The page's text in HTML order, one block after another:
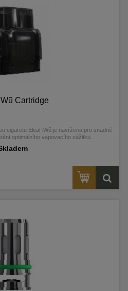
Cartridge
cigaretu Eleaf iWũ je navržena pro snadné
optimálního vapovacího zážitku.